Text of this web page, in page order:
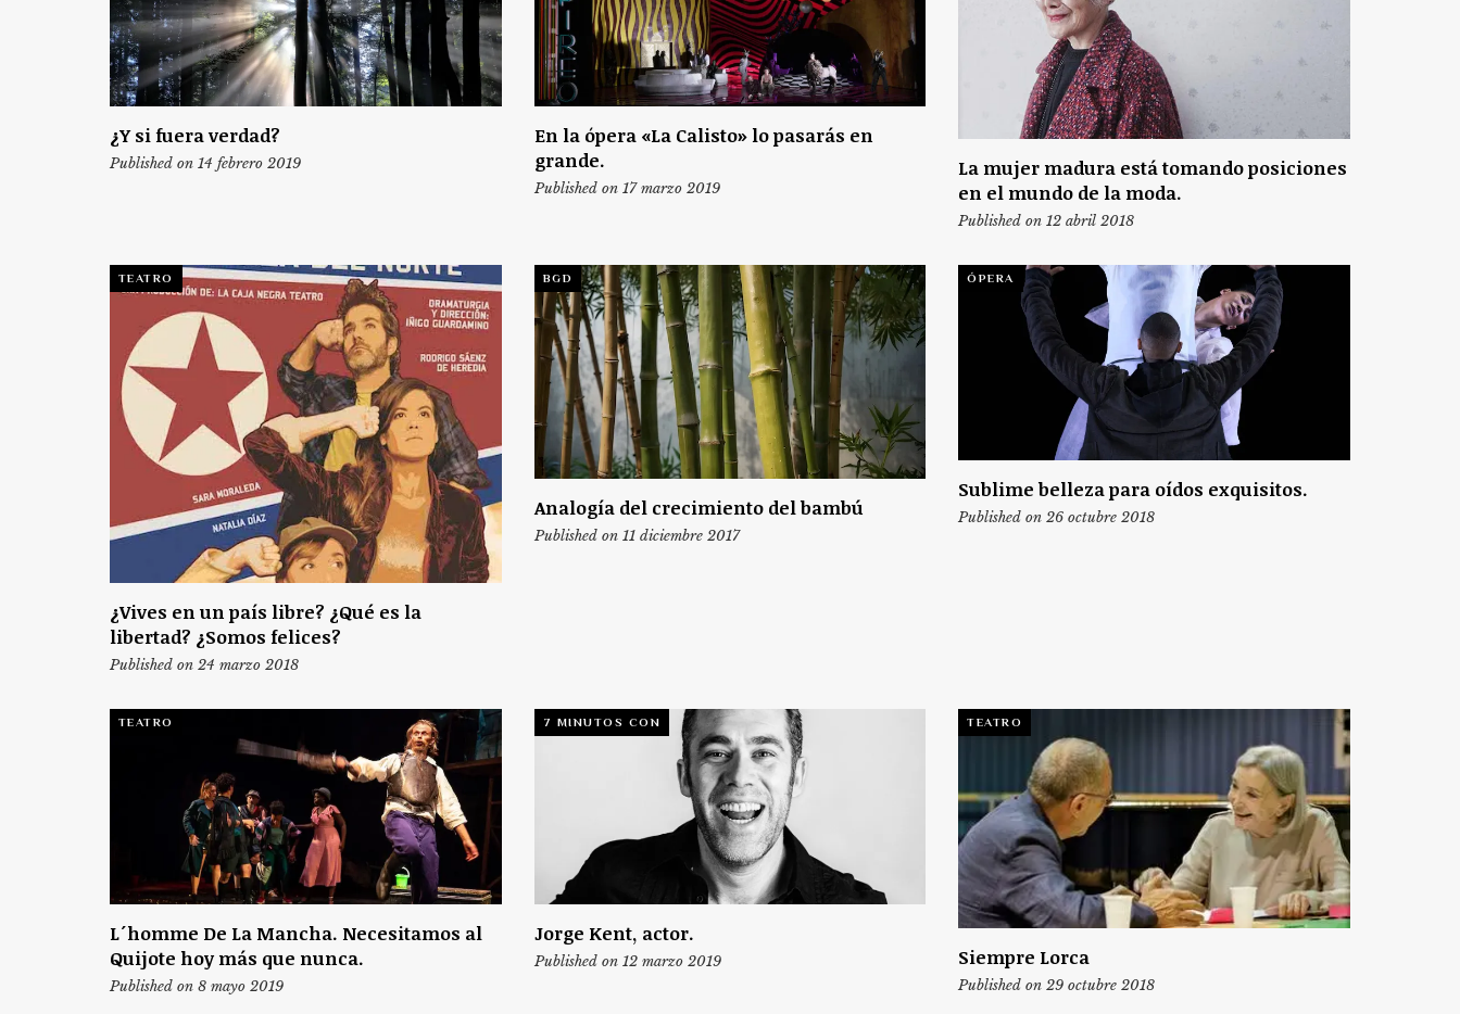
¿Y si fuera verdad?
Published on 14 febrero 2019
En la ópera «La Calisto» lo pasarás en
grande.
Published on 17 marzo 2019
La mujer madura está tomando posiciones
en el mundo de la moda.
Published on 12 abril 2018
TEATRO
¿Vives en un país libre? ¿Qué es la
libertad? ¿Somos felices?
Published on 24 marzo 2018
BGD
Analogía del crecimiento del bambú
Published on 11 diciembre 2017
ÓPERA
Sublime belleza para oídos exquisitos.
Published on 26 octubre 2018
TEATRO
L´homme De La Mancha. Necesitamos al
Quijote hoy más que nunca.
Published on 8 mayo 2019
7 MINUTOS CON
Jorge Kent, actor.
Published on 12 marzo 2019
TEATRO
Siempre Lorca
Published on 29 octubre 2018